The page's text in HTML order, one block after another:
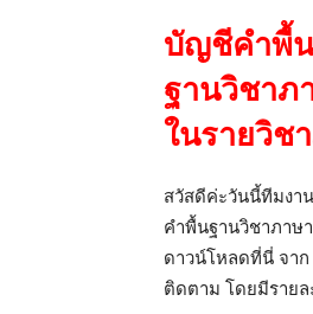
บัญชีคําพื้น
ฐานวิชาภ
ในรายวิช
สวัสดีค่ะวันนี้ทีมงาน
คําพื้นฐานวิชาภาษ
ดาวน์โหลดที่นี่ จาก
ติดตาม โดยมีรายล